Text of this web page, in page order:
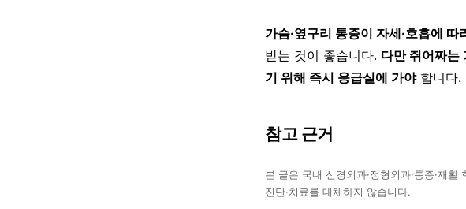
가슴·옆구리 통증이 자세·호흡에
받는 것이 좋습니다. 다만 쥐어짜는
기 위해 즉시 응급실에 가야합니다.
참고 근거
본 글은 국내 신경외과·정형외과·통증·재
진단·치료를 대체하지 않습니다.